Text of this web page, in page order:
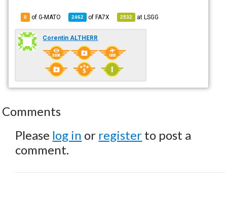
8 of G-MATO 2462 ofFA7X 2532 atLSGG
Corentin ALTHERR
Comments
Please log in or register to post a
comment.